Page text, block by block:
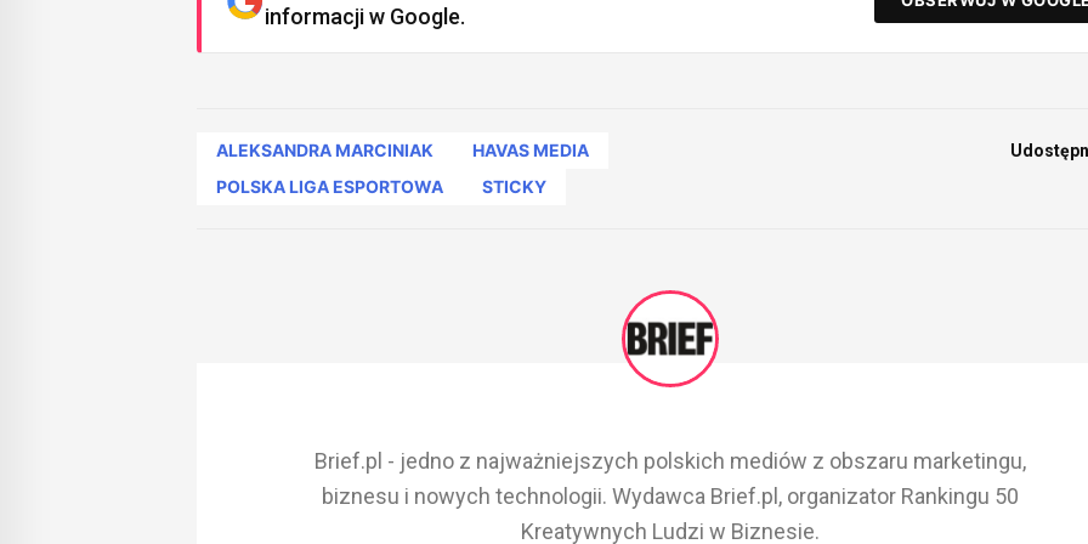
informacji w Google.
ALEKSANDRA MARCINIAK
HAVAS MEDIA
POLSKA LIGA ESPORTOWA
STICKY
Brief.pl - jedno z najważniejszych polskich mediów z obszaru marketingu,
biznesu i nowych technologii. Wydawca Brief.pl, organizator Rankingu 50
Kreatywnych Ludzi w Biznesie.